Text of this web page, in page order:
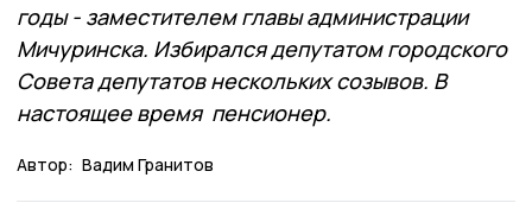
годы ­- заместителем главы администрации
Мичуринска. Избирался депутатом городского
Совета депутатов нескольких созывов. В
настоящее время ­ пенсионер.
Автор: Вадим Гранитов